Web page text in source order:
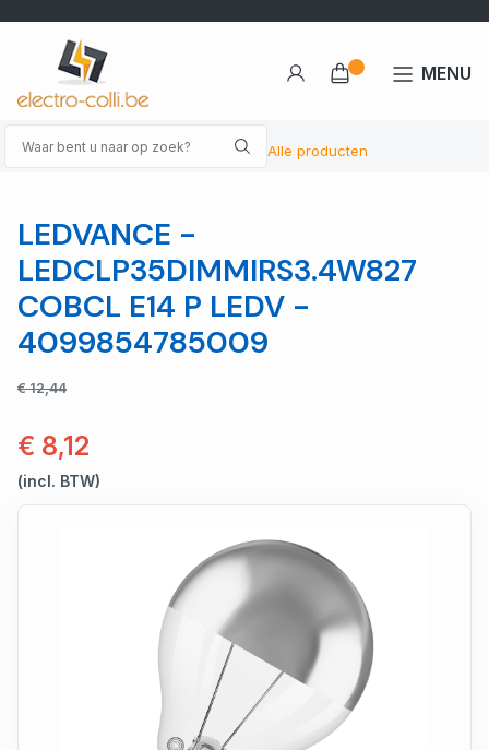
Alle producten
MENU
LEDVANCE -
LEDCLP35DIMMIRS3.4W827
COBCL E14 P LEDV -
4099854785009
€ 12,44
€ 8,12
(incl. BTW)